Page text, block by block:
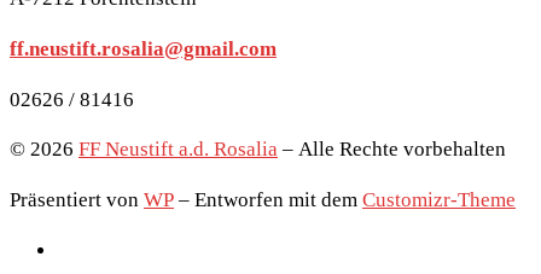
ff.neustift.rosalia@gmail.com
02626 / 81416
© 2026 FF Neustift a.d. Rosalia – Alle Rechte vorbehalten
Präsentiert von WP – Entworfen mit dem Customizr-Theme